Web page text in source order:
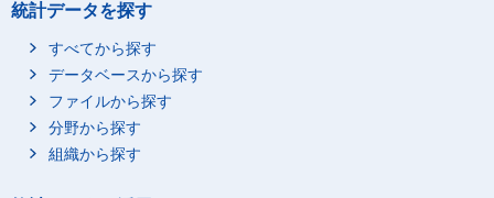
統計データを探す
すべてから探す
データベースから探す
ファイルから探す
分野から探す
組織から探す